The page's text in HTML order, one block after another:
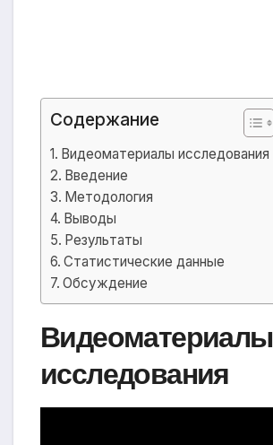
Содержание
Видеоматериалы исследования
Введение
Методология
Выводы
Результаты
Статистические данные
Обсуждение
Видеоматериалы
исследования